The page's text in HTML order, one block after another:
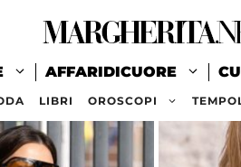
AFFARIDICUORE
LIBRI OROSCOPI